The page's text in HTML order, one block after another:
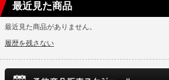
最近見た商品
最近見た商品がありません。
履歴を残さない